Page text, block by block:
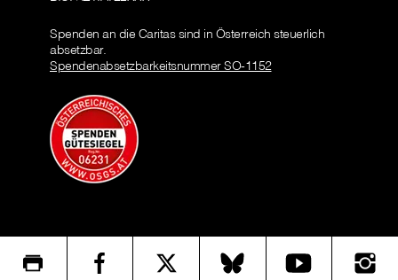
Spenden an die Caritas sind in Österreich steuerlich
absetzbar.
Spendenabsetzbarkeitsnummer SO-1152